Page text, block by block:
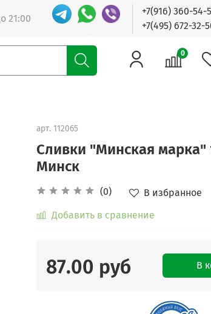
21:00
+7(916) 360-54-
+7(495) 672-32-
0
арт. 112065
Сливки "Минская марка"
Минск
(0)
В избранное
Добавить в сравнение
87.00 руб В